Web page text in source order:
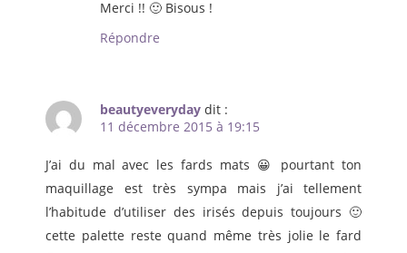
Merci !! 🙂 Bisous !
Répondre
beautyeveryday dit :
11 décembre 2015 à 19:15
J’ai du mal avec les fards mats 😀 pourtant ton
maquillage est très sympa mais j’ai tellement
l’habitude d’utiliser des irisés depuis toujours 🙂
cette palette reste quand même très jolie le fard